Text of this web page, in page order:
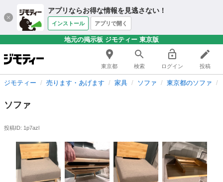
アプリならお得な情報を見逃さない！
インストール アプリで開く
地元の掲示板 ジモティー 東京版
東京都 検索 ログイン 投稿
ジモティー 売ります・あげます 家具 ソファ 東京都のソファ
ソファ
投稿ID: 1p7azl